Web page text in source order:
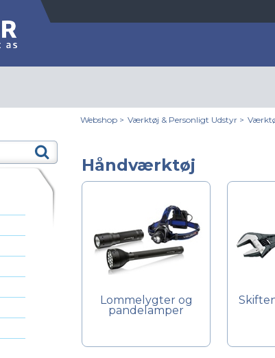
Webshop > Værktøj & Personligt Udstyr >
Håndværktøj
Lommelygter og
pandelamper